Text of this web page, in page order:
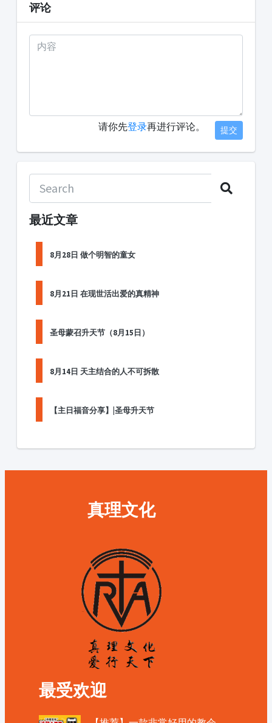
评论
请你先登录再进行评论。 提交
最近文章
8月28日 做个明智的童女
8月21日 在现世活出爱的真精神
圣母蒙召升天节（8月15日）
8月14日 天主结合的人不可拆散
【主日福音分享】|圣母升天节
真理文化
最受欢迎